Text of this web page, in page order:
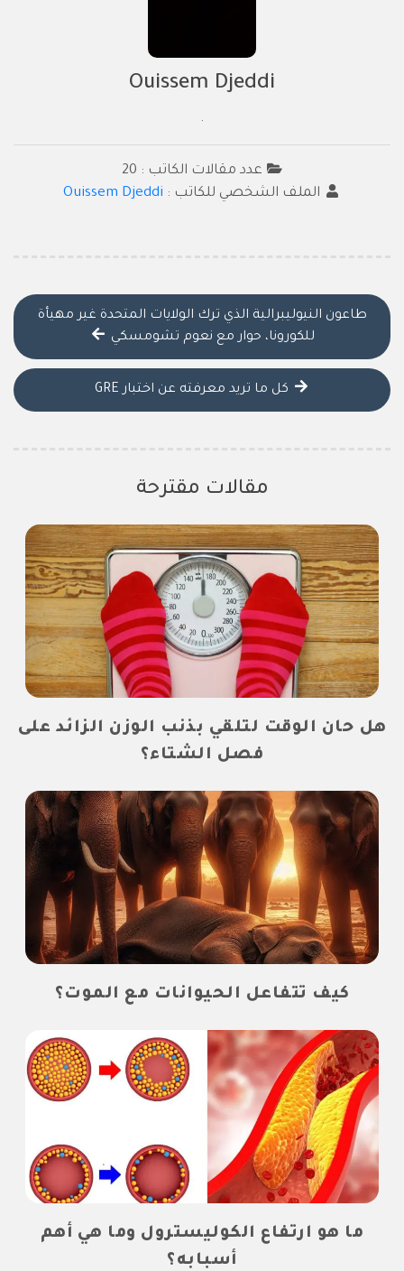
Ouissem Djeddi
.
عدد مقالات الكاتب : 20
الملف الشخصي للكاتب : Ouissem Djeddi
طاعون النيوليبرالية الذي ترك الولايات المتحدة غير مهيأة
للكورونا، حوار مع نعوم تشومسكي
كل ما تريد معرفته عن اختبار GRE
مقالات مقترحة
هل حان الوقت لتلقي بذنب الوزن الزائد على
فصل الشتاء؟
كيف تتفاعل الحيوانات مع الموت؟
ما هو ارتفاع الكوليسترول وما هي أهم
أسبابه؟